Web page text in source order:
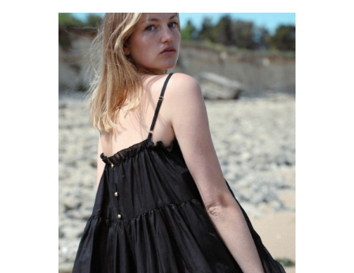
Ce produit a plusieurs variations. Les options peuvent être choisies sur la page du produit